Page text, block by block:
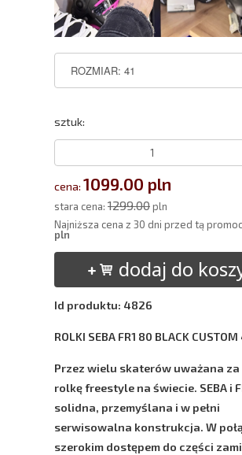
sztuk:
cena: 1099.00 pln
stara cena: 1299.00pln
Najniższa cena z 30 dni przed tą
pln
dodaj do
Id produktu: 4826
ROLKI SEBA FR1 80 BLACK CUSTOM
Przez wielu skaterów uważana
rolkę freestyle na świecie. SEBA i
solidna, przemyślana i w pełni
serwisowalna konstrukcja. W
szerokim dostępem do części